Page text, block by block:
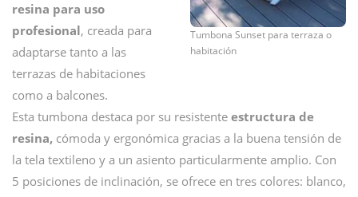
Tumbona Sunset para terraza o
habitación
resina para uso
profesional, creada para
adaptarse tanto a las
terrazas de habitaciones
como a balcones.
Esta tumbona destaca por su resistente estructura de
resina, cómoda y ergonómica gracias a la buena tensión de
la tela textileno y a un asiento particularmente amplio. Con
5 posiciones de inclinación, se ofrece en tres colores: blanco,